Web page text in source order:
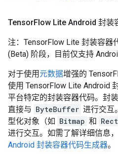
TensorFlow Lite Android 封装
注：TensorFlow Lite 封装容器
(Beta) 阶段，目前仅支持
对于使用 元数据增强的
使用 TensorFlow Lite Android
平台特定的封装容器代码。封
直接与 ByteBuffer 进行交互
型化对象（如 Bitmap 和 Rect
进行交互。如需了解详细信息
Android 封装容器代码生成器。